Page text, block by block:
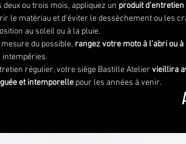
deux ou trois mois, appliquez un produit
le matériau et d'éviter le dessèchement ou les
au soleil ou à la pluie.
du possible, rangez votre moto à l'abri ou
intempéries.
régulier, votre siège Bastille Atelier vieillira
et intemporelle pour les années à venir.